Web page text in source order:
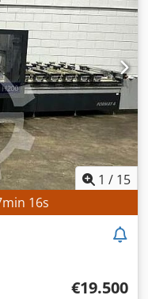
1 / 15
min 14s
€19.500